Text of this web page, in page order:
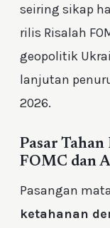
seiring sikap
rilis Risalah
geopolitik
lanjutan
2026.
Pasar Tahan
FOMC dan
Pasangan
ketahanan